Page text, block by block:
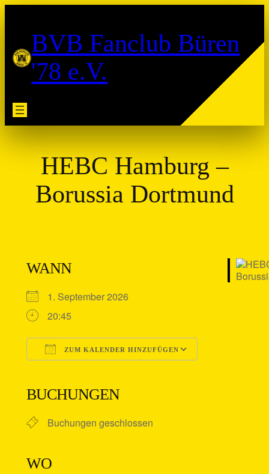
springenBVB Fanclub Büren
'78 e.V.
HEBC Hamburg –
Borussia Dortmund
WANN
1. September 2026
20:45
ZUM KALENDER HINZUFÜGEN
BUCHUNGEN
Buchungen geschlossen
WO